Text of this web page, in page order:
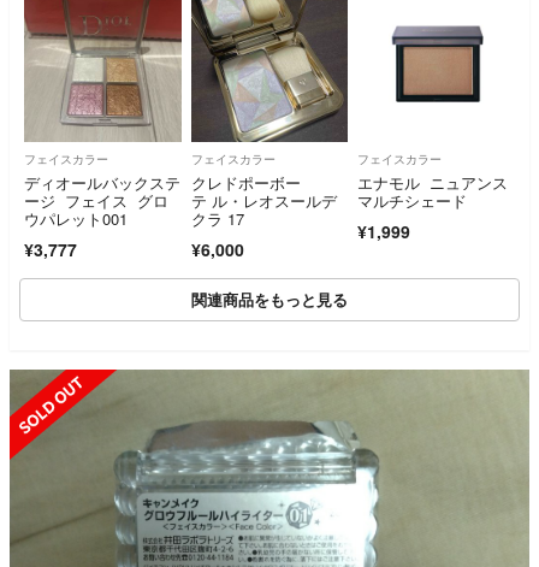
フェイスカラー
ディオールバックステ
ージ フェイス グロ
ウパレット001
¥3,777
フェイスカラー
クレドポーボー
テ ル・レオスールデ
クラ 17
¥6,000
フェイスカラー
エナモル ニュアンス
マルチシェード
¥1,999
関連商品をもっと見る